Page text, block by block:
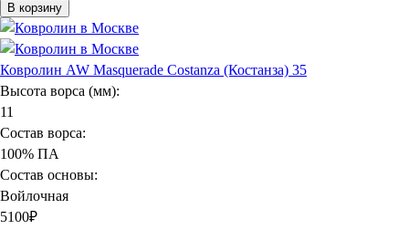
В корзину
Ковролин AW Masquerade Costanza (Костанза) 35
Высота ворса (мм):
11
Состав ворса:
100% ПА
Состав основы:
Войлочная
5100₽